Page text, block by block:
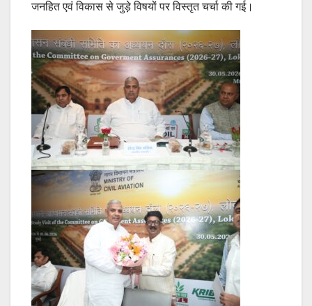
जनहित एवं विकास से जुड़े विषयों पर विस्तृत चर्चा की गई।